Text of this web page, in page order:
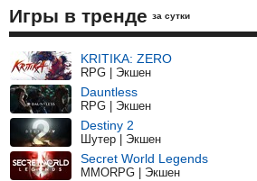
Игры в тренде за сутки
KRITIKA: ZERO
RPG | Экшен
Dauntless
RPG | Экшен
Destiny 2
Шутер | Экшен
Secret World Legends
MMORPG | Экшен